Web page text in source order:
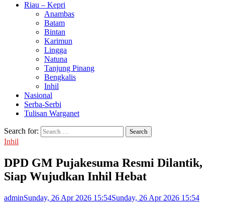
Riau – Kepri
Anambas
Batam
Bintan
Karimun
Lingga
Natuna
Tanjung Pinang
Bengkalis
Inhil
Nasional
Serba-Serbi
Tulisan Warganet
Search for:
Inhil
DPD GM Pujakesuma Resmi Dilantik,
Siap Wujudkan Inhil Hebat
adminSunday, 26 Apr 2026 15:54Sunday, 26 Apr 2026 15:54